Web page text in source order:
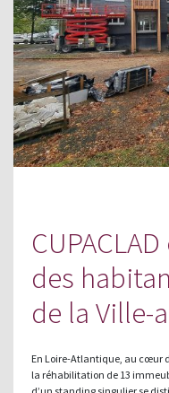
des
de la Ville-
En Loire-Atlantique, au cœur
la réhabilitation de 13